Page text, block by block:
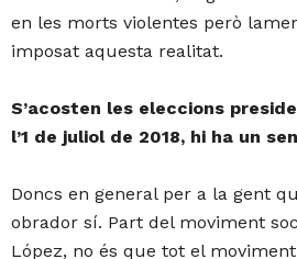
en les morts violentes però
imposat aquesta realitat.
S’acosten les eleccions
l’1 de juliol de 2018, hi ha un
Doncs en general per a la gent
obrador sí. Part del moviment
López, no és que tot el